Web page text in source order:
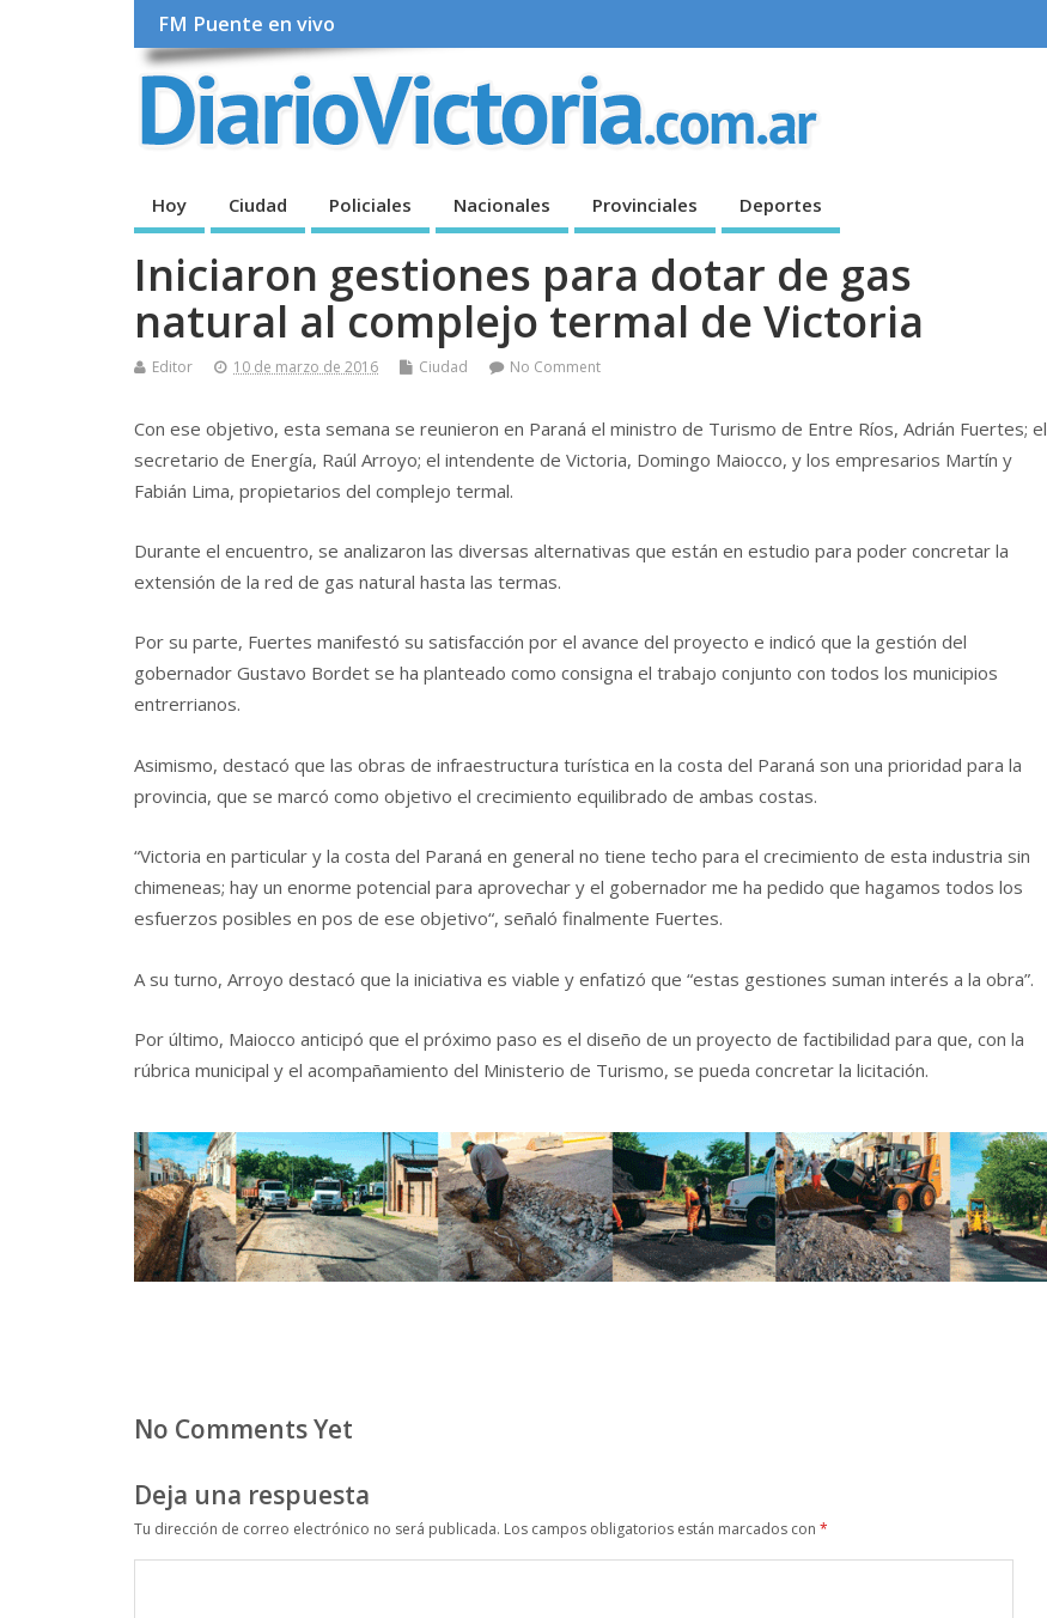
FM Puente en vivo
Hoy Ciudad Policiales Nacionales Provinciales Deportes
Iniciaron gestiones para dotar de gas
natural al complejo termal de Victoria
Editor 10 de marzo de 2016 Ciudad No Comment
Con ese objetivo, esta semana se reunieron en Paraná el ministro de Turismo de Entre Ríos, Adrián Fuertes; el
secretario de Energía, Raúl Arroyo; el intendente de Victoria, Domingo Maiocco, y los empresarios Martín y
Fabián Lima, propietarios del complejo termal.
Durante el encuentro, se analizaron las diversas alternativas que están en estudio para poder concretar la
extensión de la red de gas natural hasta las termas.
Por su parte, Fuertes manifestó su satisfacción por el avance del proyecto e indicó que la gestión del
gobernador Gustavo Bordet se ha planteado como consigna el trabajo conjunto con todos los municipios
entrerrianos.
Asimismo, destacó que las obras de infraestructura turística en la costa del Paraná son una prioridad para la
provincia, que se marcó como objetivo el crecimiento equilibrado de ambas costas.
“Victoria en particular y la costa del Paraná en general no tiene techo para el crecimiento de esta industria sin
chimeneas; hay un enorme potencial para aprovechar y el gobernador me ha pedido que hagamos todos los
esfuerzos posibles en pos de ese objetivo“, señaló finalmente Fuertes.
A su turno, Arroyo destacó que la iniciativa es viable y enfatizó que “estas gestiones suman interés a la obra”.
Por último, Maiocco anticipó que el próximo paso es el diseño de un proyecto de factibilidad para que, con la
rúbrica municipal y el acompañamiento del Ministerio de Turismo, se pueda concretar la licitación.
No Comments Yet
Deja una respuesta
Tu dirección de correo electrónico no será publicada. Los campos obligatorios están marcados con *